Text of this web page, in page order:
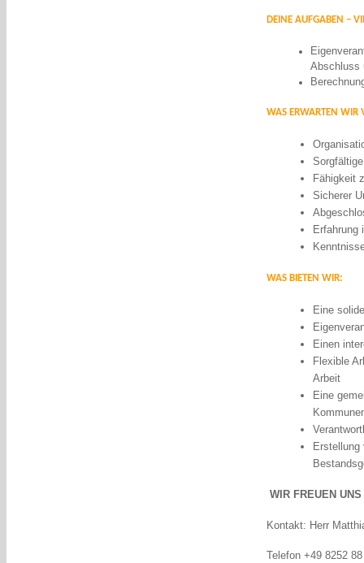
DEINE AUFGABEN –
Abschluss
WAS ERWARTEN WIR
Fähigkeit
Sicherer
Erfahrung
WAS BIETEN WIR:
Eine
Einen
Flexible
Arbeit
Eine
WIR FREUEN
Kontakt: Herr
Telefon +49 8252